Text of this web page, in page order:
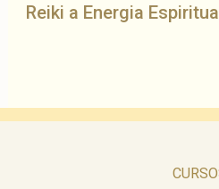
Reiki a Energia